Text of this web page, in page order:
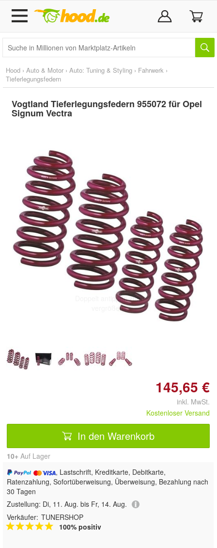
Hood › Auto & Motor › Auto: Tuning & Styling › Fahrwerk ›
Tieferlegungsfedern
Vogtland Tieferlegungsfedern 955072 für Opel
Signum Vectra
Doppelt antippen zum
vergrößern
145,65 €
inkl. MwSt.
Kostenloser Versand
In den Warenkorb
10+ Auf Lager
, Lastschrift, Kreditkarte, Debitkarte,
Ratenzahlung, Sofortüberweisung, Überweisung, Bezahlung nach
30 Tagen
Zustellung: Di, 11. Aug. bis Fr, 14. Aug.
Verkäufer: TUNERSHOP
100% positiv